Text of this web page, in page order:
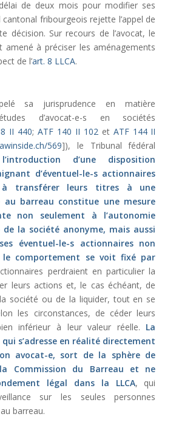
de deux mois pour modifier ses
fribourgeois rejette l’appel de
décision. Sur recours de l’avocat, le
amené à préciser les aménagements
de l’art. 8 LLCA.
sa jurisprudence en matière
d’avocat-e-s en sociétés
II 440;ATF 140 II 102et ATF 144 II
569]), le Tribunal fédéral
l’introduction d’une disposition
d’éventuel-le-s actionnaires
à transférer leurs titres à une
au barreau constitue une mesure
non seulement à l’autonomie
la société anonyme, mais aussi
éventuel-le-s actionnaires non
le comportement se voit fixé par
perdraient en particulier la
leurs actions et, le cas échéant, de
société ou de la liquider, tout en se
les circonstances, de céder leurs
inférieur à leur valeur réelle. La
s’adresse en réalité directement
avocat-e, sort de la sphère de
Commission du Barreau et ne
légal dans la LLCA, qui
sur les seules personnes
barreau.